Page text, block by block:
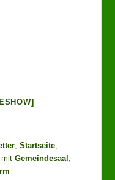
,Startseite
mit Gemeindesaal